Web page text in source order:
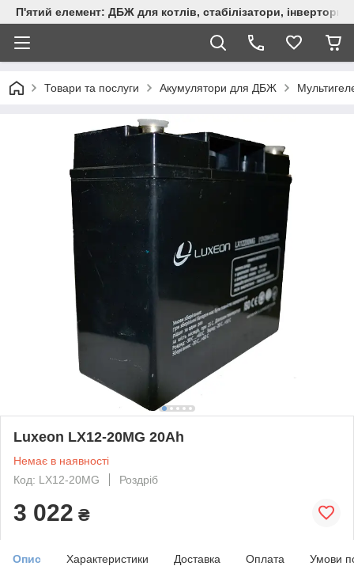
П'ятий елемент: ДБЖ для котлів, стабілізатори, інвертори,
Товари та послуги Акумулятори для ДБЖ
Luxeon LX12-20MG 20Ah
Немає в наявності
Код: LX12-20MG
Роздріб
3 022 ₴
Опис Характеристики Доставка Оплата Умови